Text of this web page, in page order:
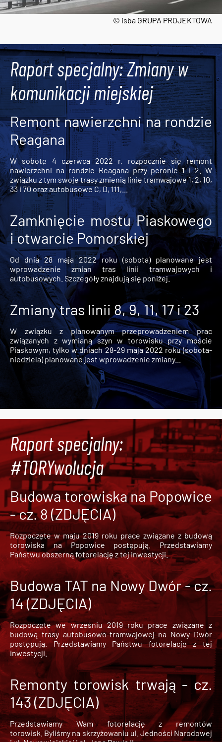
© isba GRUPA PROJEKTOWA
Raport specjalny: Zmiany w
komunikacji miejskiej
Remont nawierzchni na rondzie
Reagana
W sobotę 4 czerwca 2022 r. rozpocznie się remont
nawierzchni na rondzie Reagana przy peronie 1 i 2. W
związku z tym swoje trasy zmienią linie tramwajowe 1, 2, 10,
33 i 70 oraz autobusowe C, D, 111,...
Zamknięcie mostu Piaskowego
i otwarcie Pomorskiej
Od dnia 28 maja 2022 roku (sobota) planowane jest
wprowadzenie zmian tras linii tramwajowych i
autobusowych. Szczegóły znajdują się poniżej.
Zmiany tras linii 8, 9, 11, 17 i 23
W związku z planowanym przeprowadzeniem prac
związanych z wymianą szyn w torowisku przy moście
Piaskowym, tylko w dniach 28-29 maja 2022 roku (sobota-
niedziela) planowane jest wprowadzenie zmiany...
Raport specjalny:
#TORYwolucja
Budowa torowiska na Popowice
- cz. 8 (ZDJĘCIA)
Rozpoczęte w maju 2019 roku prace związane z budową
torowiska na Popowice
postępują. Przedstawiamy
Państwu obszerną fotorelację z tej inwestycji.
Budowa TAT na Nowy Dwór - cz.
14 (ZDJĘCIA)
Rozpoczęte we wrześniu 2019 roku prace związane z
budową trasy autobusowo-tramwajowej na Nowy Dwór
postępują. Przedstawiamy Państwu fotorelację z tej
inwestycji.
Remonty torowisk trwają - cz.
143 (ZDJĘCIA)
Przedstawiamy Wam fotorelację z remontów
torowisk. Byliśmy na skrzyżowaniu ul. Jedności Narodowej